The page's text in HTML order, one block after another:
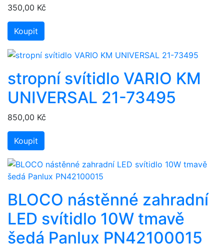
350,00 Kč
Koupit
stropní svítidlo VARIO KM
UNIVERSAL 21-73495
850,00 Kč
Koupit
BLOCO nástěnné zahradní
LED svítidlo 10W tmavě
šedá Panlux PN42100015